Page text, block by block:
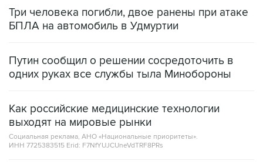
Три человека погибли, двое ранены при атаке
БПЛА на автомобиль в Удмуртии
Путин сообщил о решении сосредоточить в
одних руках все службы тыла Минобороны
Как российские медицинские технологии
выходят на мировые рынки
Социальная реклама, АНО «Национальные приоритеты».
ИНН 7725383515 Erid: F7NfYUJCUneVdTRF8PRs